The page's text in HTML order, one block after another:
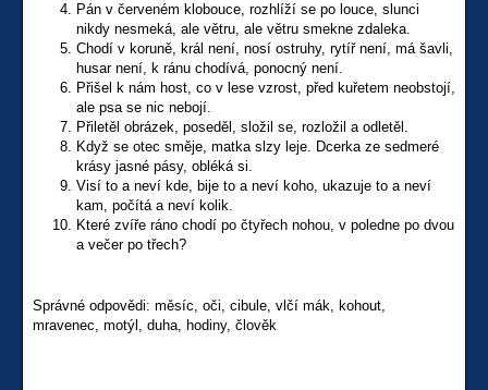
Pán v červeném klobouce, rozhlíží se po louce, slunci
nikdy nesmeká, ale větru, ale větru smekne zdaleka.
Chodí v koruně, král není, nosí ostruhy, rytíř není, má šavli,
husar není, k ránu chodívá, ponocný není.
Přišel k nám host, co v lese vzrost, před kuřetem neobstojí,
ale psa se nic nebojí.
Přiletěl obrázek, poseděl, složil se, rozložil a odletěl.
Když se otec směje, matka slzy leje. Dcerka ze sedmeré
krásy jasné pásy, obléká si.
Visí to a neví kde, bije to a neví koho, ukazuje to a neví
kam, počítá a neví kolik.
Které zvíře ráno chodí po čtyřech nohou, v poledne po dvou
a večer po třech?
Správné odpovědi: měsíc, oči, cibule, vlčí mák, kohout,
mravenec, motýl, duha, hodiny, člověk